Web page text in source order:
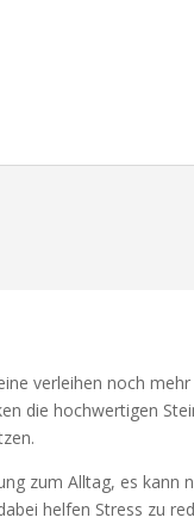
verleihen noch
die hochwertigen
zum Alltag, es
helfen Stress zu